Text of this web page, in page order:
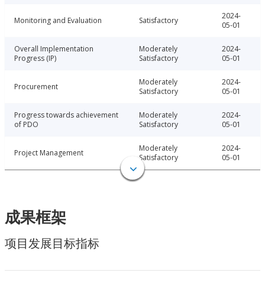
Monitoring and Evaluation Satisfactory
2024-
05-01
Overall Implementation
Progress (IP)
Moderately
Satisfactory
2024-
05-01
Procurement
Moderately
Satisfactory
2024-
05-01
Progress towards achievement
of PDO
Moderately
Satisfactory
2024-
05-01
Project Management
Moderately
Satisfactory
2024-
05-01
成果框架
项目发展目标指标